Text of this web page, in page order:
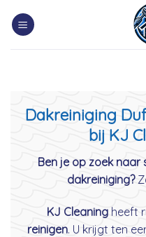
Dakreiniging
bij KJ
Ben je op zoek naar
dakreiniging?
KJ Cleaning heeft
reinigen. U krijgt ten